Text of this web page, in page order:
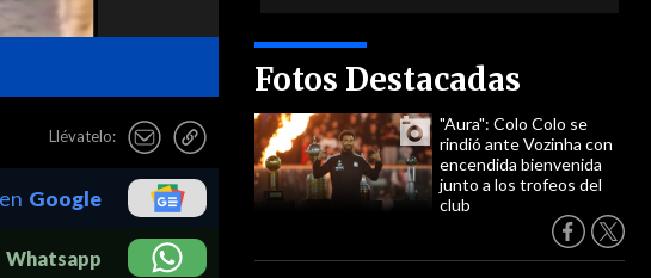
Llévatelo:
Fotos Destacadas
"Aura": Colo Colo se
rindió ante Vozinha con
encendida bienvenida
junto a los trofeos del
club
Google
Whatsapp